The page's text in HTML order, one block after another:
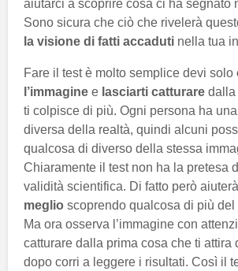
aiutarci a scoprire cosa ci ha segnato
Sono sicura che ciò che rivelerà
la visione di fatti accaduti nella tua
Fare il test è molto semplice devi solo
l’immagine e lasciarti catturare dalla
ti colpisce di più. Ogni persona ha
diversa della realtà, quindi alcuni
qualcosa di diverso della stessa
Chiaramente il test non ha la pretesa
validità scientifica. Di fatto però
meglio scoprendo qualcosa di più del
Ma ora osserva l’immagine con
catturare dalla prima cosa che ti attira
dopo corri a leggere i risultati. Così il